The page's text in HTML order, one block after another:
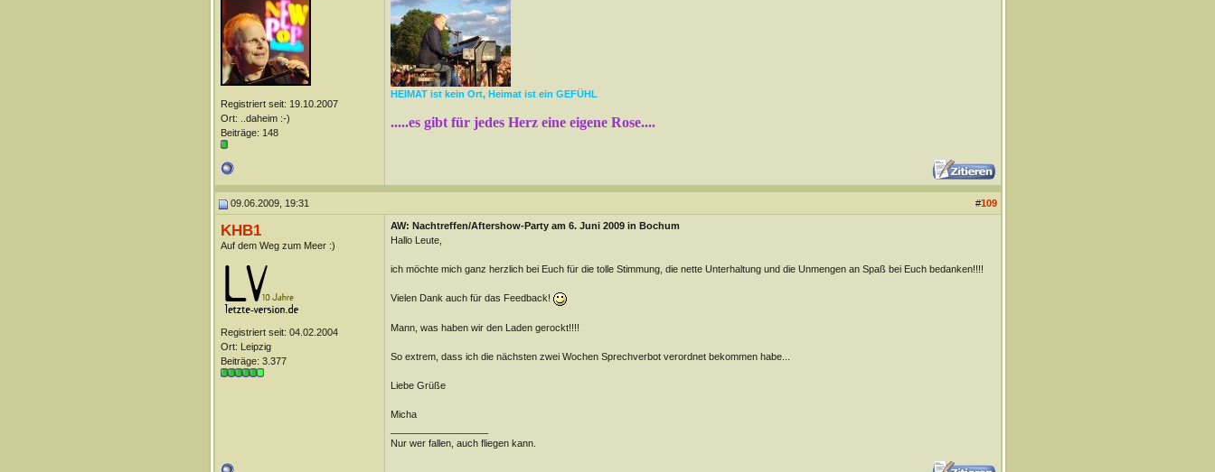
Registriert seit: 19.10.2007
Ort: ..daheim :-)
Beiträge: 148
HEIMAT ist kein Ort, Heimat ist ein GEFÜHL
.....es gibt für jedes Herz eine eigene Rose....
09.06.2009, 19:31 #109
KHB1
Auf dem Weg zum Meer :)
Registriert seit: 04.02.2004
Ort: Leipzig
Beiträge: 3.377
AW: Nachtreffen/Aftershow-Party am 6. Juni 2009 in Bochum
Hallo Leute,
ich möchte mich ganz herzlich bei Euch für die tolle Stimmung, die nette Unterhaltung und die Unmengen an Spaß bei Euch bedanken!!!!
Vielen Dank auch für das Feedback!
Mann, was haben wir den Laden gerockt!!!!
So extrem, dass ich die nächsten zwei Wochen Sprechverbot verordnet bekommen habe...
Liebe Grüße
Micha
Nur wer fallen, auch fliegen kann.